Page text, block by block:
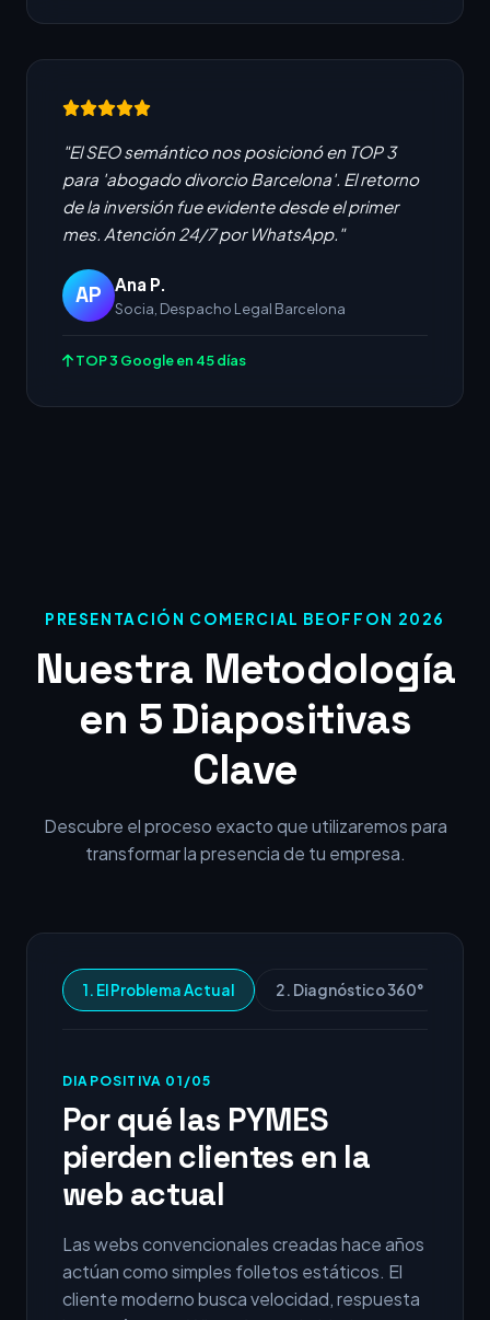
"El SEO semántico nos posicionó en TOP 3
para 'abogado divorcio Barcelona'. El retorno
de la inversión fue evidente desde el primer
mes. Atención 24/7 por WhatsApp."
AP Ana P.
Socia, Despacho Legal Barcelona
TOP 3 Google en 45 días
PRESENTACIÓN COMERCIAL BEOFFON 2026
Nuestra Metodología
en 5 Diapositivas
Clave
Descubre el proceso exacto que utilizaremos para
transformar la presencia de tu empresa.
1. El Problema Actual 2. Diagnóstico 360°
DIAPOSITIVA 01/05
Por qué las PYMES
pierden clientes en la
web actual
Las webs convencionales creadas hace años
actúan como simples folletos estáticos. El
cliente moderno busca velocidad, respuesta